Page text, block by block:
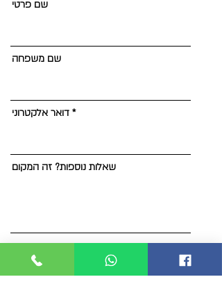
שם פרטי
שם משפחה
דואר אלקטרוני
שאלות נוספות? זה המקום